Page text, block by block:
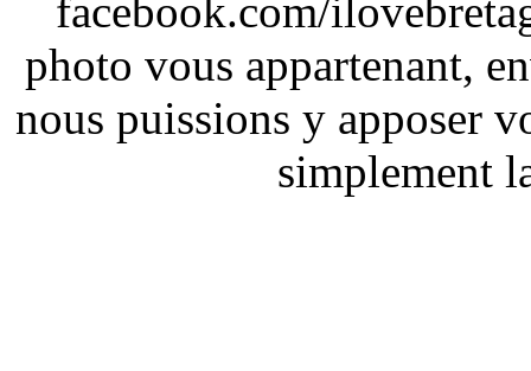
facebook.com/
photo vous appartenant,
nous puissions y apposer
simplement